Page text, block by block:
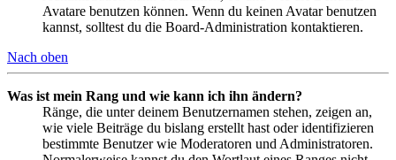
Avatare benutzen können. Wenn du keinen Avatar benutzen
kannst, solltest du die Board-Administration kontaktieren.
Nach oben
Was ist mein Rang und wie kann ich ihn ändern?
Ränge, die unter deinem Benutzernamen stehen, zeigen an,
wie viele Beiträge du bislang erstellt hast oder identifizieren
bestimmte Benutzer wie Moderatoren und Administratoren.